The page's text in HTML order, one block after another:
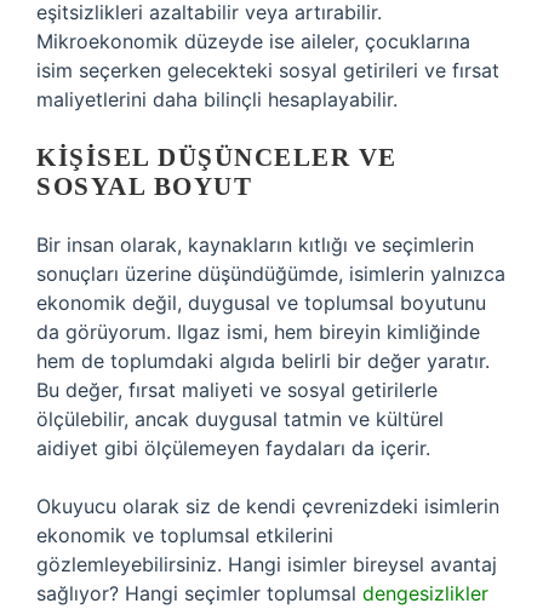
eşitsizlikleri azaltabilir veya artırabilir.
Mikroekonomik düzeyde ise aileler, çocuklarına
isim seçerken gelecekteki sosyal getirileri ve fırsat
maliyetlerini daha bilinçli hesaplayabilir.
KIŞISEL DÜŞÜNCELER VE
SOSYAL BOYUT
Bir insan olarak, kaynakların kıtlığı ve seçimlerin
sonuçları üzerine düşündüğümde, isimlerin yalnızca
ekonomik değil, duygusal ve toplumsal boyutunu
da görüyorum. Ilgaz ismi, hem bireyin kimliğinde
hem de toplumdaki algıda belirli bir değer yaratır.
Bu değer, fırsat maliyeti ve sosyal getirilerle
ölçülebilir, ancak duygusal tatmin ve kültürel
aidiyet gibi ölçülemeyen faydaları da içerir.
Okuyucu olarak siz de kendi çevrenizdeki isimlerin
ekonomik ve toplumsal etkilerini
gözlemleyebilirsiniz. Hangi isimler bireysel avantaj
sağlıyor? Hangi seçimler toplumsal dengesizlikler